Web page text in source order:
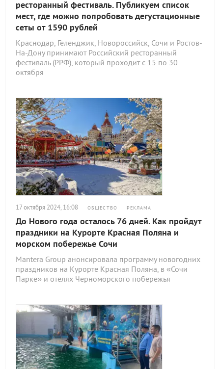
ресторанный фестиваль. Публикуем список
мест, где можно попробовать дегустационные
сеты от 1590 рублей
Краснодар, Геленджик, Новороссийск, Сочи и Ростов-
На-Дону принимают Российский ресторанный
фестиваль (РРФ), который проходит с 15 по 30
октября
17 октября 2024, 16:08 ОБЩЕСТВО РЕКЛАМА
До Нового года осталось 76 дней. Как пройдут
праздники на Курорте Красная Поляна и
морском побережье Сочи
Mantera Group анонсировала программу новогодних
праздников на Курорте Красная Поляна, в «Сочи
Парке» и отелях Черноморского побережья